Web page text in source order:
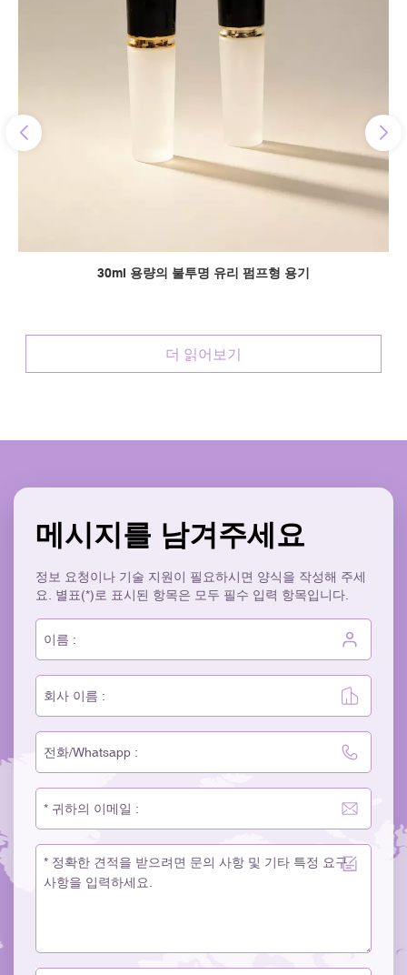
30ml 용량의 불투명 유리 펌프형 용기
더 읽어보기
메시지를 남겨주세요
정보 요청이나 기술 지원이 필요하시면 양식을 작성해 주세
요. 별표(*)로 표시된 항목은 모두 필수 입력 항목입니다.